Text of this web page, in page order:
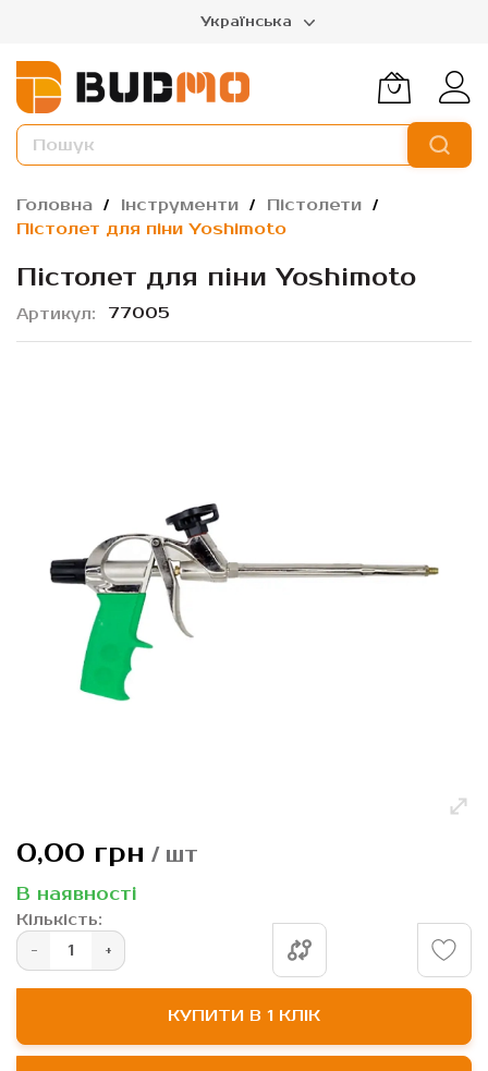
Українська
Головна Інструменти
Пістолети
Пістолет для піни Yoshimoto
Пістолет для піни Yoshimoto
Артикул 77005
до
галереї
зображень
0,00 грн / шт
В наявності
Кількість:
КУПИТИ В 1 КЛІК